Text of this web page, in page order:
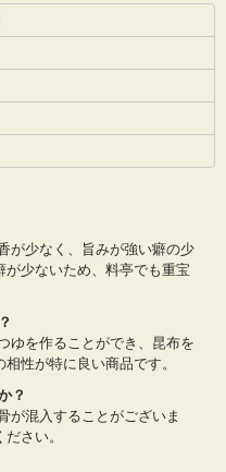
が少なく、旨みが強い癖の少
少ないため、料亭でも重宝
ゆを作ることができ、昆布を
性が特に良い商品です。
？
が混入することがございま
さい。